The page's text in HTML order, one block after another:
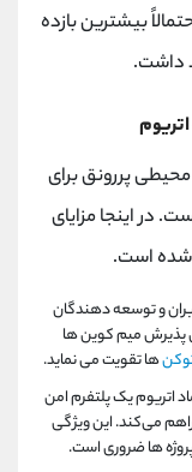
بیشترین بازده
داشت.
محیطی پررونق برای
در اینجا مزایای
شده است.
و توسعه دهندگان
پذیرش میم کوین ها
ها تقویت می نماید.
اتریوم یک پلتفرم امن
می‌کند. این ویژگی
ها ضروری است.